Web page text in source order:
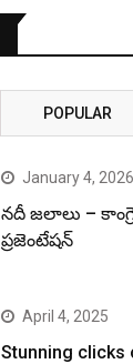
POPULAR
January 4, 2026
నదీ జలాలు –
ప్రజెంటేషన్
April 4, 2025
Stunning clicks